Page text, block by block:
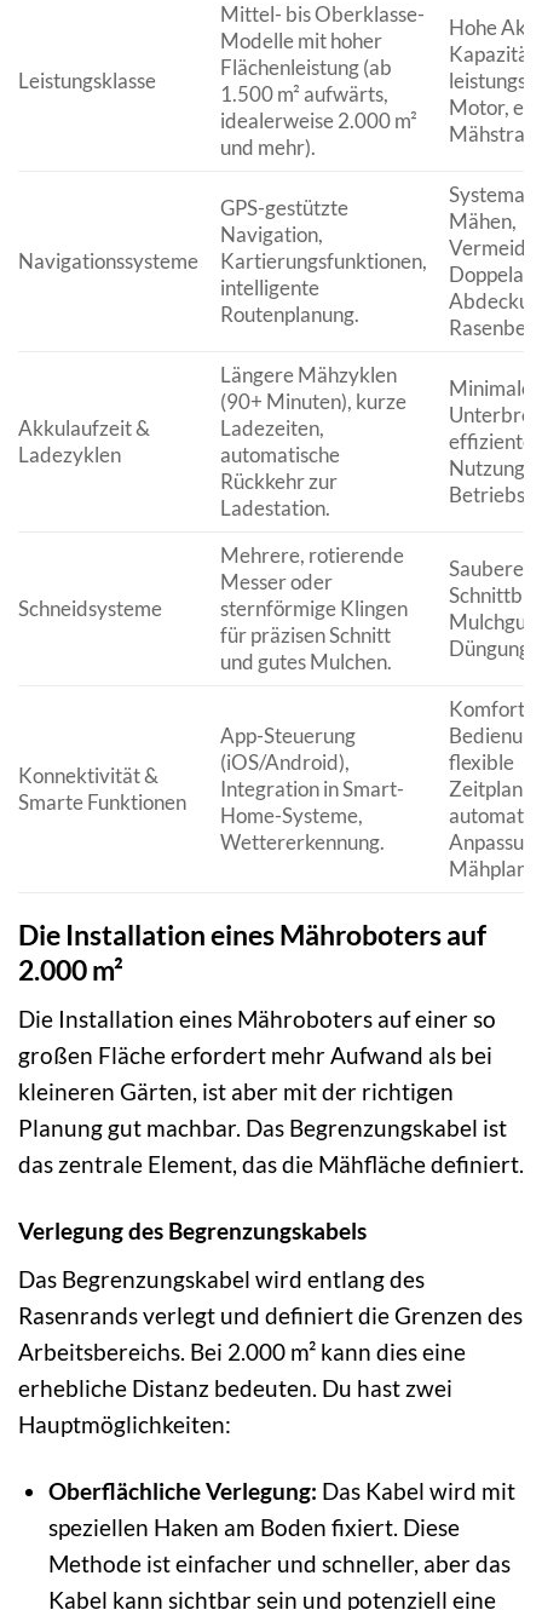
Leistungsklasse
Mittel- bis Oberklasse-
Modelle mit hoher
Flächenleistung (ab
1.500 m² aufwärts,
idealerweise 2.000 m²
und mehr).
Hohe
Kapazität,
Motor,
Navigationssysteme
GPS-gestützte
Navigation,
Kartierungsfunktionen,
intelligente
Routenplanung.
Mähen,
Akkulaufzeit &
Ladezyklen
Längere Mähzyklen
(90+ Minuten), kurze
Ladezeiten,
automatische
Rückkehr zur
Ladestation.
Minimale
effiziente
Nutzung
Schneidsysteme
Mehrere, rotierende
Messer oder
sternförmige Klingen
für präzisen Schnitt
und gutes Mulchen.
Sauberes
Mulchgut
Düngung.
Konnektivität &
Smarte Funktionen
App-Steuerung
(iOS/Android),
Integration in Smart-
Home-Systeme,
Wettererkennung.
flexible
Mähplans.
Die Installation eines Mähroboters auf
2.000 m²
Die Installation eines Mähroboters auf einer so
großen Fläche erfordert mehr Aufwand als bei
kleineren Gärten, ist aber mit der richtigen
Planung gut machbar. Das Begrenzungskabel ist
das zentrale Element, das die Mähfläche definiert.
Verlegung des Begrenzungskabels
Das Begrenzungskabel wird entlang des
Rasenrands verlegt und definiert die Grenzen des
Arbeitsbereichs. Bei 2.000 m² kann dies eine
erhebliche Distanz bedeuten. Du hast zwei
Hauptmöglichkeiten:
Oberflächliche Verlegung: Das Kabel wird mit
speziellen Haken am Boden fixiert. Diese
Methode ist einfacher und schneller, aber das
Kabel kann sichtbar sein und potenziell eine